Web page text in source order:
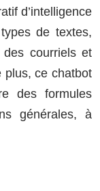
d’intelligence
de textes,
courriels et
plus, ce chatbot
des formules
générales, à